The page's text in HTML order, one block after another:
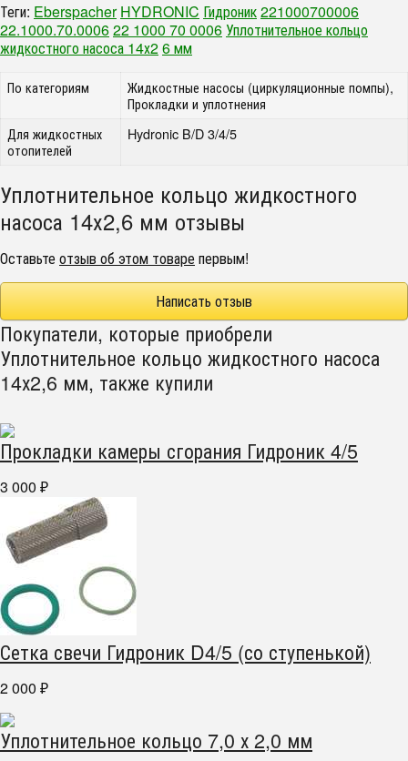
Теги: Eberspacher HYDRONIC Гидроник221000700006
22.1000.70.000622 1000 70 0006 Уплотнительное кольцо
жидкостного насоса 14х26 мм
По категориям
Жидкостные насосы (циркуляционные помпы),
Прокладки и уплотнения
Для жидкостных
отопителей
Hydronic B/D 3/4/5
Уплотнительное кольцо жидкостного
насоса 14х2,6 мм отзывы
Оставьтеотзыв об этом товарепервым!
Написать отзыв
Покупатели, которые приобрели
Уплотнительное кольцо жидкостного насоса
14х2,6 мм, также купили
Прокладки камеры сгорания Гидроник 4/5
3 000 ₽
Сетка свечи Гидроник D4/5 (со ступенькой)
2 000 ₽
Уплотнительное кольцо 7,0 х 2,0 мм